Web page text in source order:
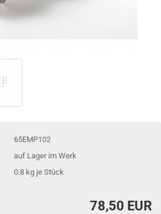
65EMP102
auf Lager im Werk
0.8 kg je Stück
78,50 EUR